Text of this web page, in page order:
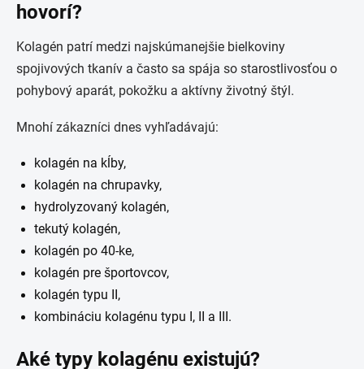
hovorí?
Kolagén patrí medzi najskúmanejšie bielkoviny
spojivových tkanív a často sa spája so starostlivosťou o
pohybový aparát, pokožku a aktívny životný štýl.
Mnohí zákazníci dnes vyhľadávajú:
kolagén na kĺby,
kolagén na chrupavky,
hydrolyzovaný kolagén,
tekutý kolagén,
kolagén po 40-ke,
kolagén pre športovcov,
kolagén typu II,
kombináciu kolagénu typu I, II a III.
Aké typy kolagénu existujú?